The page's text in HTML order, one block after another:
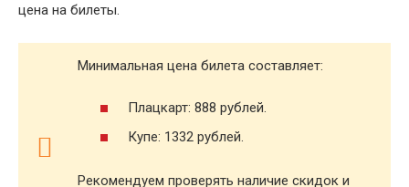
цена на билеты.
Минимальная цена билета составляет:
Плацкарт: 888 рублей.
Купе: 1332 рублей.
Рекомендуем проверять наличие скидок и